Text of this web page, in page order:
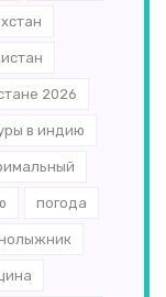
2026
в индию
погода